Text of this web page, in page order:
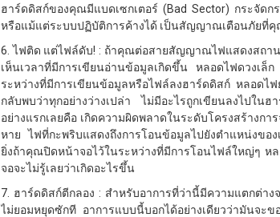
ฮาร์ดดิสก์ของคุณมีแบดเซกเตอร์ (Bad Sector) กระจัดก
หรือแม้แต่ระบบปฏิบัติการค้างได้ เป็นสัญญาณเตือนภัยที่คุ
6. ไฟติด แต่ไฟล์ดับ! : ถ้าคุณต่อสายสัญญาณไฟแสดงสถาน
เห็นเวลาที่มีการเขียนอ่านข้อมูลเกิดขึ้น หลอดไฟดวงเ
ระหว่างที่มีการเขียนข้อมูลหรือไฟล์ลงฮาร์ดดิสก์ หลอดไ
กลับพบว่าทุกอย่างว่างเปล่า ไม่มีอะไรถูกเขียนลงไปใน
อย่างแรกเลยคือ เกิดความผิดพลาดในระดับโครงสร้างก
หาย ไฟที่กะพริบแสดงถึงการโอนข้อมูลไปยังตำแหน่งขอ
ยิ่งถ้าคุณปิดหน้าจอไว้ในระหว่างที่มีการโอนไฟล์ใหญ่ๆ ห
จอจะไม่รู้เลยว่าเกิดอะไรขึ้น
7. ฮาร์ดดิสก์ตีกลอง : สำหรับอาการที่ว่านี้มีความแตกต่า
ไม่ยอมหยุดซักที อาการแบบนี้บอกได้อย่างเดียวว่ามันจะ